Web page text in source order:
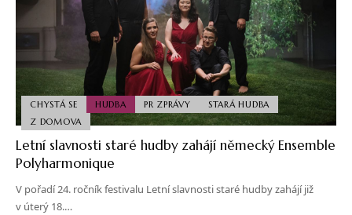
CHYSTÁ SE HUDBA PR ZPRÁVY
STARÁ HUDBA
Z DOMOVA
Letní slavnosti staré hudby zahájí německý Ensemble
Polyharmonique
V pořadí 24. ročník festivalu Letní slavnosti staré hudby zahájí již
v úterý 18.…